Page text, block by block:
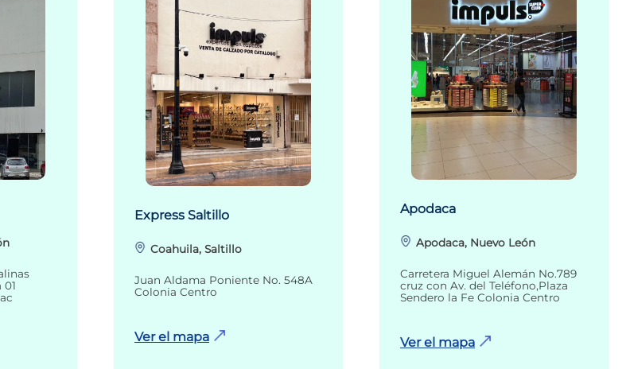
01
Express Saltillo
Coahuila, Saltillo
Juan Aldama Poniente No. 548A
Colonia Centro
Ver el mapa
Apodaca
Apodaca, Nuevo León
Carretera Miguel Alemán No.789
cruz con Av. del Teléfono,Plaza
Sendero la Fe Colonia Centro
Ver el mapa